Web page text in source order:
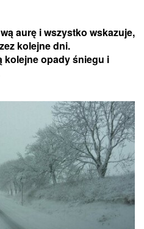
aurę i wszystko wskazuje,
kolejne dni.
kolejne opady śniegu i